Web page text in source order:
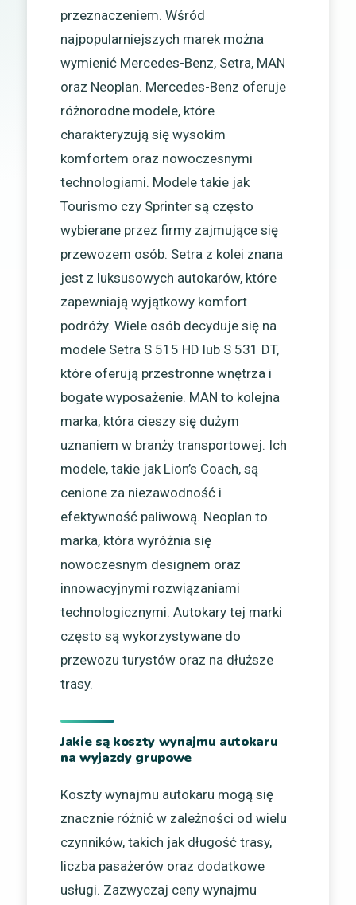
przeznaczeniem. Wśród
najpopularniejszych marek można
wymienić Mercedes-Benz, Setra, MAN
oraz Neoplan. Mercedes-Benz oferuje
różnorodne modele, które
charakteryzują się wysokim
komfortem oraz nowoczesnymi
technologiami. Modele takie jak
Tourismo czy Sprinter są często
wybierane przez firmy zajmujące się
przewozem osób. Setra z kolei znana
jest z luksusowych autokarów, które
zapewniają wyjątkowy komfort
podróży. Wiele osób decyduje się na
modele Setra S 515 HD lub S 531 DT,
które oferują przestronne wnętrza i
bogate wyposażenie. MAN to kolejna
marka, która cieszy się dużym
uznaniem w branży transportowej. Ich
modele, takie jak Lion’s Coach, są
cenione za niezawodność i
efektywność paliwową. Neoplan to
marka, która wyróżnia się
nowoczesnym designem oraz
innowacyjnymi rozwiązaniami
technologicznymi. Autokary tej marki
często są wykorzystywane do
przewozu turystów oraz na dłuższe
trasy.
Jakie są koszty wynajmu autokaru
na wyjazdy grupowe
Koszty wynajmu autokaru mogą się
znacznie różnić w zależności od wielu
czynników, takich jak długość trasy,
liczba pasażerów oraz dodatkowe
usługi. Zazwyczaj ceny wynajmu